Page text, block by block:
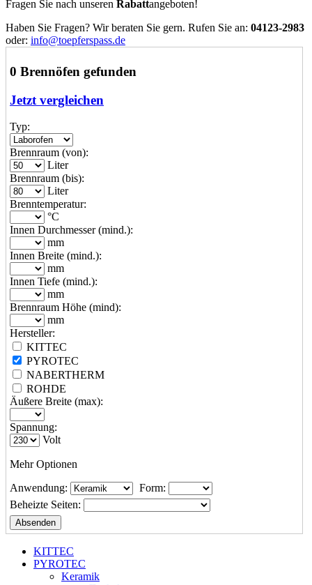
Fragen Sie nach unseren Rabattangeboten!
Haben Sie Fragen? Wir beraten Sie gern. Rufen Sie an: 04123-2983
oder: info@toepferspass.de
0 Brennöfen gefunden
Jetzt vergleichen
Typ:
Brennraum (von):
Liter
Brennraum (bis):
Liter
Brenntemperatur:
°C
Innen Durchmesser (mind.):
mm
Innen Breite (mind.):
mm
Innen Tiefe (mind.):
mm
Brennraum Höhe (mind):
mm
Hersteller:
KITTEC
PYROTEC
NABERTHERM
ROHDE
Äußere Breite (max):
Spannung:
Volt
Mehr Optionen
Anwendung:
Form:
Beheizte Seiten:
KITTEC
PYROTEC
Keramik